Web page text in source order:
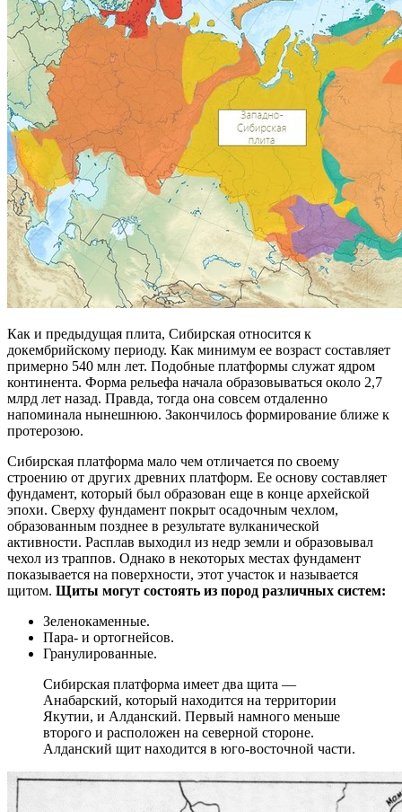
Как и предыдущая плита, Сибирская относится к
докембрийскому периоду. Как минимум ее возраст составляет
примерно 540 млн лет. Подобные платформы служат ядром
континента. Форма рельефа начала образовываться около 2,7
млрд лет назад. Правда, тогда она совсем отдаленно
напоминала нынешнюю. Закончилось формирование ближе к
протерозою.
Сибирская платформа мало чем отличается по своему
строению от других древних платформ. Ее основу составляет
фундамент, который был образован еще в конце архейской
эпохи. Сверху фундамент покрыт осадочным чехлом,
образованным позднее в результате вулканической
активности. Расплав выходил из недр земли и образовывал
чехол из траппов. Однако в некоторых местах фундамент
показывается на поверхности, этот участок и называется
щитом. Щиты могут состоять из пород различных систем:
Зеленокаменные.
Пара- и ортогнейсов.
Гранулированные.
Сибирская платформа имеет два щита —
Анабарский, который находится на территории
Якутии, и Алданский. Первый намного меньше
второго и расположен на северной стороне.
Алданский щит находится в юго-восточной части.